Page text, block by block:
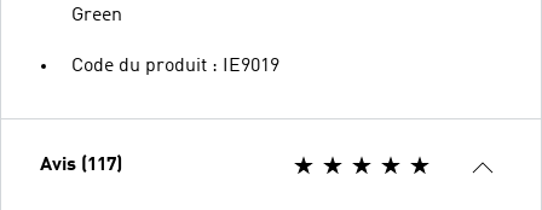
Green
Code du produit : IE9019
Avis (117)